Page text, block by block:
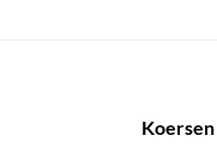
Koersen